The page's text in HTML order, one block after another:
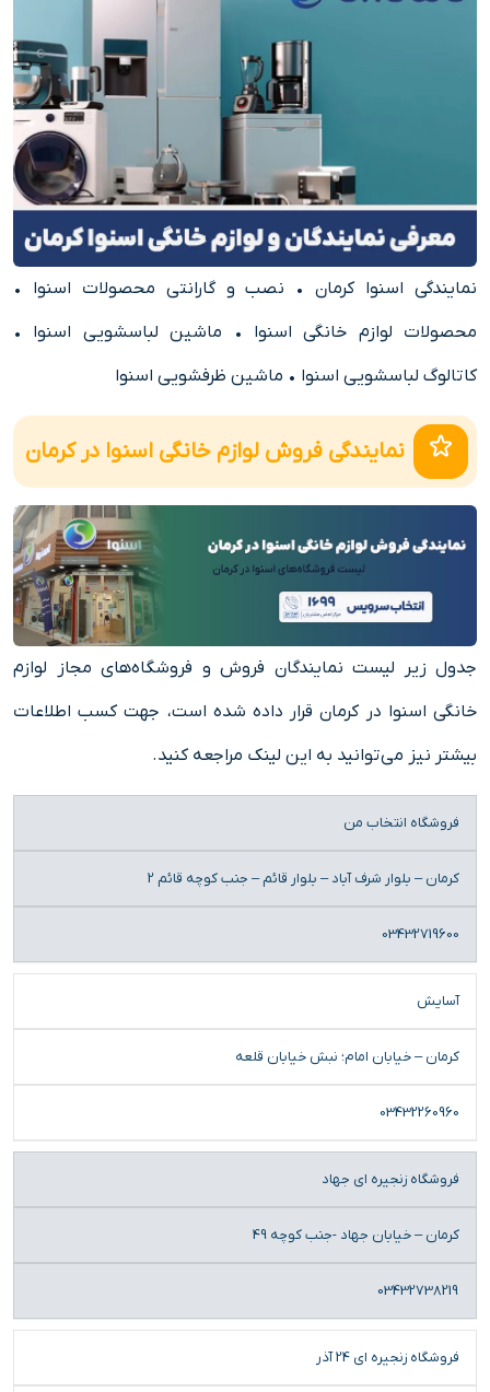
نمایندگی اسنوا کرمان • نصب و گارانتی محصولات اسنوا
•
محصولات لوازم خانگی اسنوا
• ماشین لباسشویی اسنوا
•
کاتالوگ لباسشویی اسنوا • ماشین ظرفشویی اسنوا
نمایندگی فروش لوازم خانگی اسنوا در کرمان
جدول زیر لیست نمایندگان فروش و فروشگاه‌های مجاز لوازم
خانگی اسنوا در کرمان قرار داده شده است، جهت کسب اطلاعات
بیشتر نیز می‌توانید به این لینک مراجعه کنید.
نام
فروشگاه
فروشگاه انتخاب من
کرمان – بلوار شرف آباد – بلوار قائم – جنب کوچه قائم 2
03432719600
آسایش
کرمان – خیابان امام؛ نبش خیابان قلعه
03432260960
فروشگاه زنجیره ای جهاد
کرمان – خیابان جهاد -جنب کوچه 49
03432738219
فروشگاه زنجیره ای 24 آذر